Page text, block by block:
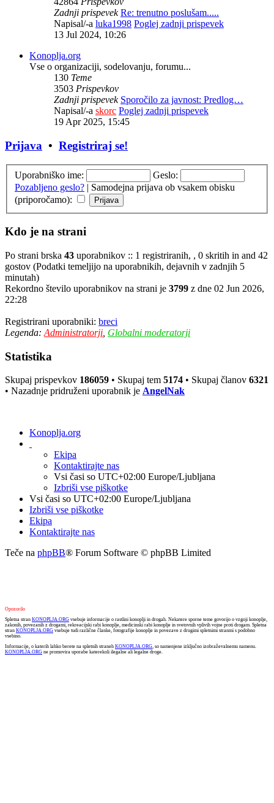
Zadnji prispevek Re: trenutno poslušam.....
Napisal/-a luka1998 Poglej zadnji prispevek
13 Jul 2024, 10:26
Konoplja.org
Vse o organizaciji, sodelovanju, forumu...
130 Teme
3503 Prispevkov
Zadnji prispevek Sporočilo za javnost: Predlog…
Napisal/-a skorc Poglej zadnji prispevek
19 Apr 2025, 15:45
Prijava • Registriraj se!
Uporabniško ime:
Geslo:
Pozabljeno geslo? | Samodejna prijava ob vsakem obisku
(priporočamo):
Kdo je na strani
Po strani brska 43 uporabnikov :: 1 registriranih, , 0 skritih in and 42
gostov (Podatki temeljijo na uporabnikih, dejavnih v zadnjih 5
minutah)
Rekordno število uporabnikov na strani je 3799 z dne 02 Jun 2026,
22:28
Registrirani uporabniki: breci
Legenda: Administratorji Globalni moderatorji
Statistika
Skupaj prispevkov 186059 • Skupaj tem 5174 • Skupaj članov 6321
• Nazadnje pridruženi uporabnik je AngelNak
Konoplja.org
Ekipa
Kontaktirajte nas
Vsi časi so UTC+02:00 Europe/Ljubljana
Izbriši vse piškotke
Vsi časi so UTC+02:00 Europe/Ljubljana
Izbriši vse piškotke
Ekipa
Kontaktirajte nas
Teče na phpBB® Forum Software © phpBB Limited
Opozorilo
Spletna stran KONOPLJA.ORG vsebuje informacije o rastlini konoplji in drogah. Nekatere sporne teme govorijo o vzgoji konoplje,
zakonih, povezanih z drogami, rekreacijski rabi konoplje, medicinski rabi konoplje in svetovnih vplivih vojne proti drogam. Spletna
stran KONOPLJA.ORG vsebuje tudi različne članke, fotografije konoplje in povezave z drugimi spletnimi stranmi s podobno
vsebino.
Informacije, o katerih lahko berete na spletnih straneh KONOPLJA.ORG, so namenjene izključno izobraževalnemu namenu.
KONOPLJA.ORG ne promovira uporabe katerekoli ilegalne ali legalne droge.